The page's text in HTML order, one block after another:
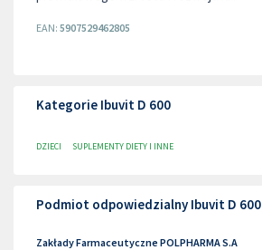
EAN: 5907529462805
Kategorie Ibuvit D 600
DZIECI SUPLEMENTY DIETY I INNE
Podmiot odpowiedzialny Ibuvit D 600
Zakłady Farmaceutyczne POLPHARMA S.A